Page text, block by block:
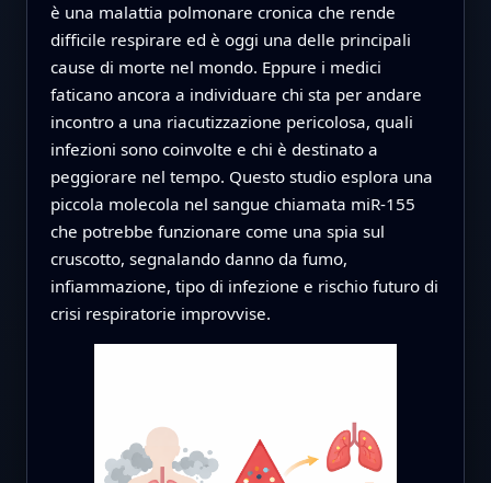
è una malattia polmonare cronica che rende
difficile respirare ed è oggi una delle principali
cause di morte nel mondo. Eppure i medici
faticano ancora a individuare chi sta per andare
incontro a una riacutizzazione pericolosa, quali
infezioni sono coinvolte e chi è destinato a
peggiorare nel tempo. Questo studio esplora una
piccola molecola nel sangue chiamata miR-155
che potrebbe funzionare come una spia sul
cruscotto, segnalando danno da fumo,
infiammazione, tipo di infezione e rischio futuro di
crisi respiratorie improvvise.